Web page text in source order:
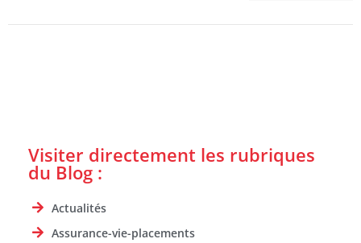
Visiter directement les rubriques
du Blog :
Actualités
Assurance-vie-placements